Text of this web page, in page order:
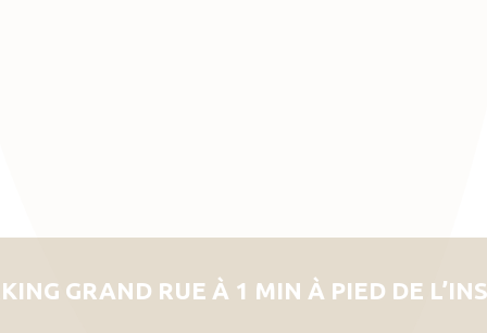
GRAND RUE À 1 MIN À PIED DE